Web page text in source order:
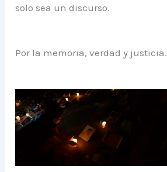
solo sea un discurso.
Por la memoria, verdad y justicia.